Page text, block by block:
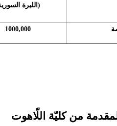
(الليرة
1000,000
من كليّة اللّاهوت